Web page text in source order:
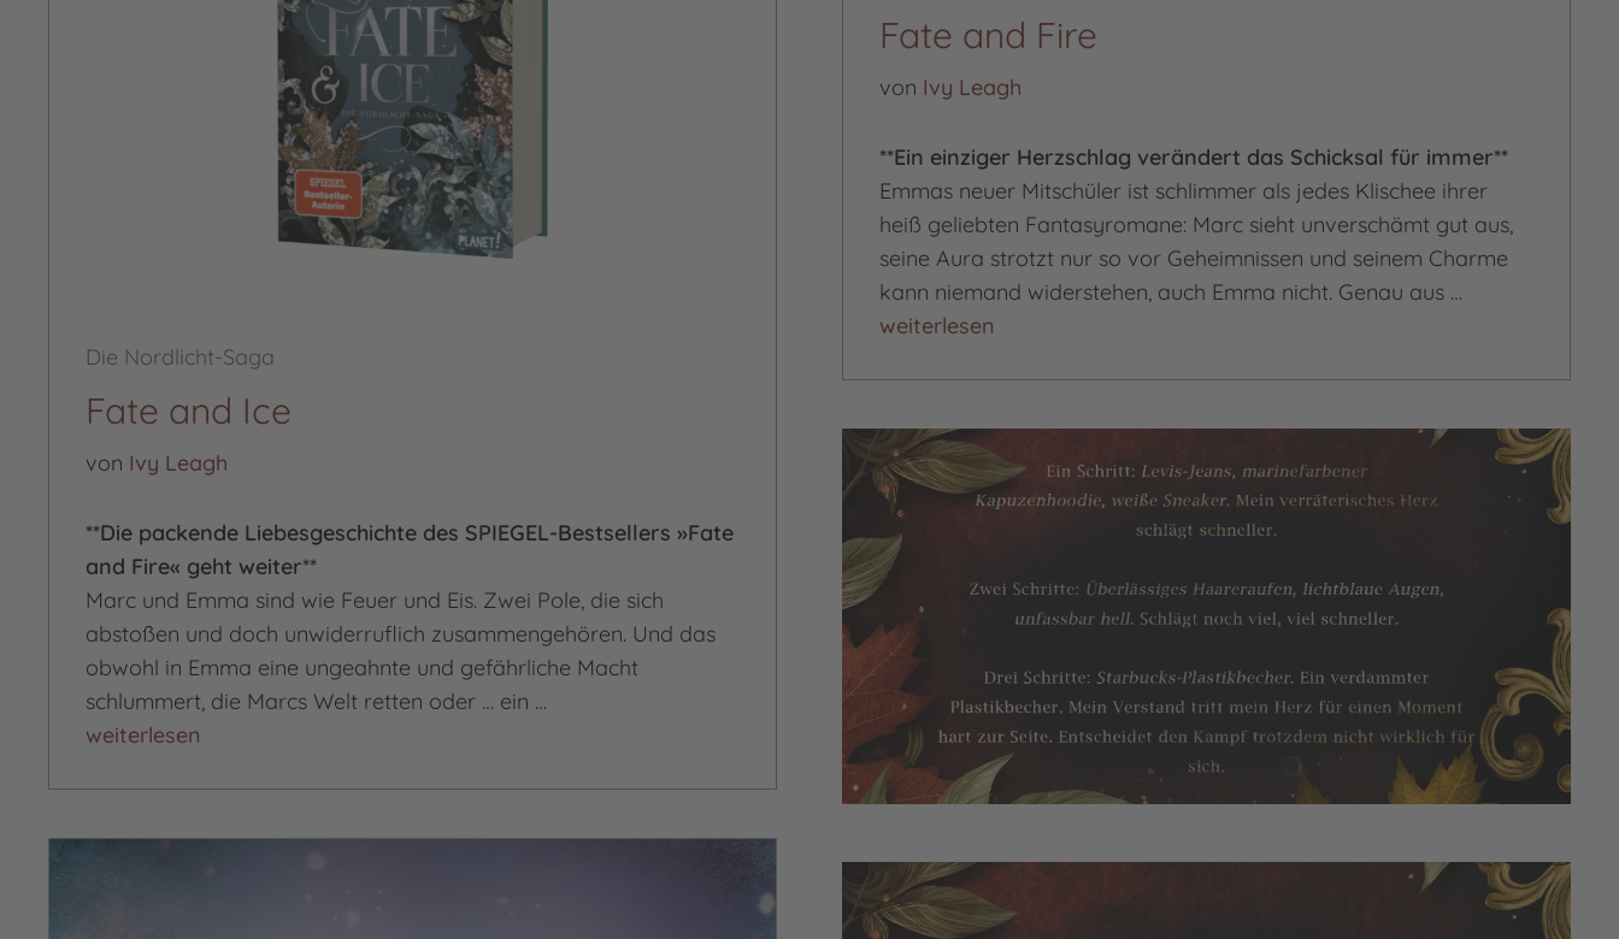
Fate and Fire
von Ivy Leagh
**Ein einziger Herzschlag verändert das Schicksal für immer**
Emmas neuer Mitschüler ist schlimmer als jedes Klischee ihrer
heiß geliebten Fantasyromane: Marc sieht unverschämt gut aus,
seine Aura strotzt nur so vor Geheimnissen und seinem Charme
kann niemand widerstehen, auch Emma nicht. Genau aus …
Fate and Fire
weiterlesen
Die Nordlicht-Saga
Fate and Ice
von Ivy Leagh
**Die packende Liebesgeschichte des SPIEGEL-Bestsellers »Fate
and Fire« geht weiter**
Marc und Emma sind wie Feuer und Eis. Zwei Pole, die sich
abstoßen und doch unwiderruflich zusammengehören. Und das
obwohl in Emma eine ungeahnte und gefährliche Macht
schlummert, die Marcs Welt retten oder … ein …
Fate and Ice
weiterlesen